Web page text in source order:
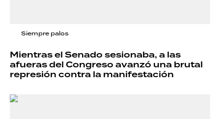
Siempre palos
Mientras el Senado sesionaba, a las
afueras del Congreso avanzó una brutal
represión contra la manifestación